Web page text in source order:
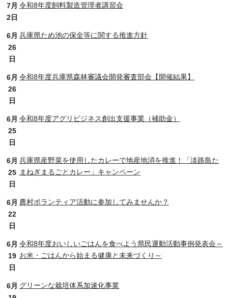
7月
2日
令和8年度飼料製造管理者講習会
6月
26
日
兵庫県ため池の保全等に関する推進方針
6月
26
日
令和8年度兵庫県森林審議会開発審査部会【開催結果】
6月
25
日
令和8年度アグリビジネス創出支援事業（補助金）
6月
25
日
兵庫県産野菜を使用したカレーで地産地消を推進！「淡路島た
まねぎまるごとカレー」キャンペーン
6月
22
日
農村ボランティア活動に参加してみませんか？
6月
19
日
令和8年度おいしいごはんを食べよう県民運動活動事例発表会～
お米・ごはんから始まる健康と未来づくり～
6月 グリーンな栽培体系加速化事業